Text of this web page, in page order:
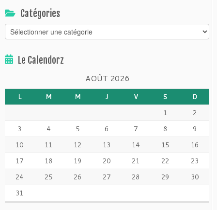
Catégories
Catégories
Le Calendorz
AOÛT 2026
L M M J V S
D
1
2
3
4 5 6 7 8
9
10
11 12 13 14 15
16
17
18 19 20 21 22
23
24
25 26 27 28 29
30
31